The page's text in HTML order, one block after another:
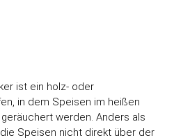
ist ein holz- oder
in dem Speisen im heißen
werden. Anders als
Speisen nicht direkt über der